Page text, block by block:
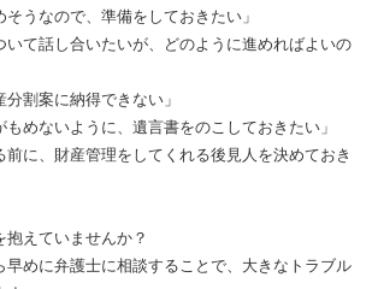
そうなので、準備をしておきたい」
いて話し合いたいが、どのように進めればよいの
分割案に納得できない」
もめないように、遺言書をのこしておきたい」
前に、財産管理をしてくれる後見人を決めておき
えていませんか？
早めに弁護士に相談することで、大きなトラブル